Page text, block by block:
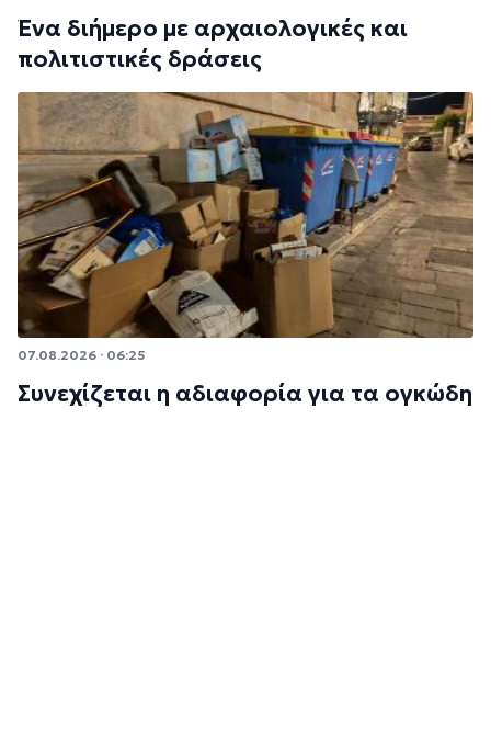
Ένα διήμερο με αρχαιολογικές και
πολιτιστικές δράσεις
07.08.2026 · 06:25
Συνεχίζεται η αδιαφορία για τα ογκώδη